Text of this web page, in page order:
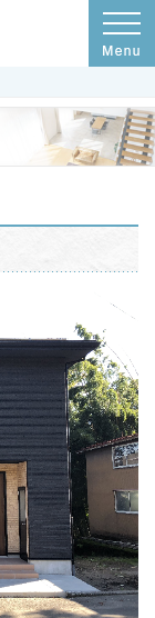
文住宅・新築戸建て
建てを手がける工務店な